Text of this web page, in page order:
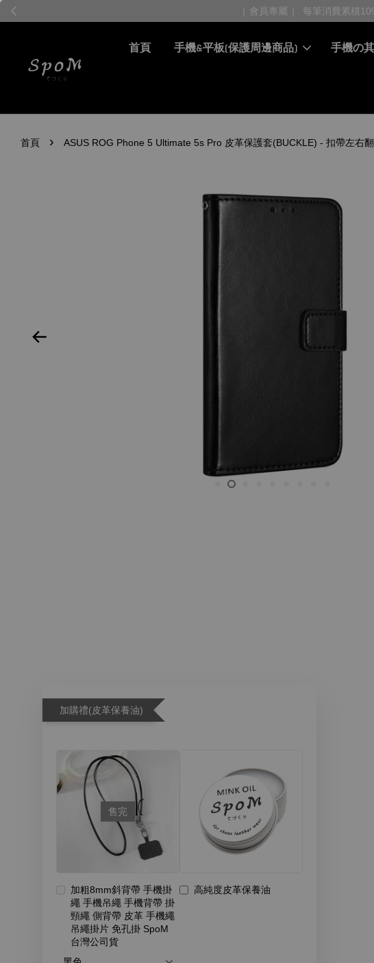
［ 會員專屬 ］
首頁 手機&平板(保護周邊商品) 手機の
首頁 › ASUS ROG Phone 5 Ultimate 5s Pro 皮革保護套(BUCKLE) - 扣帶左右
加購禮(皮革保養油)
售完
加粗8mm斜背帶 手機掛
繩 手機吊繩 手機背帶 掛
頸繩 側背帶 皮革 手機繩
吊繩掛片 免孔掛 SpoM
台灣公司貨
高純度皮革保養油